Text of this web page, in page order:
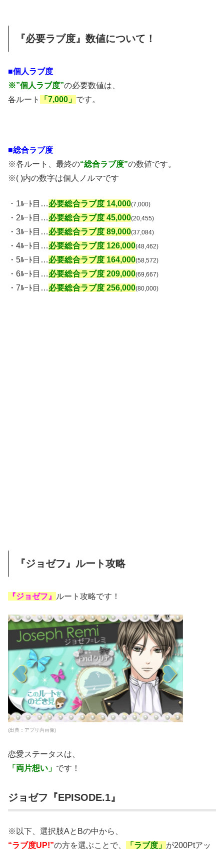
『必要ラブ度』数値について！
■個人ラブ度
※”個人ラブ度”の必要数値は、
各ルート
「7,000」 です。
■総合ラブ度
※各ルート、最終の“総合ラブ度”の数値です。
※( )内の数字は個人ノルマです
・1ﾙｰﾄ目…必要総合ラブ度 14,000(7,000)
・2ﾙｰﾄ目…必要総合ラブ度 45,000(20,455)
・3ﾙｰﾄ目…必要総合ラブ度 89,000(37,084)
・4ﾙｰﾄ目…必要総合ラブ度 126,000(48,462)
・5ﾙｰﾄ目…必要総合ラブ度 164,000(58,572)
・6ﾙｰﾄ目…必要総合ラブ度 209,000(69,667)
・7ﾙｰﾄ目…必要総合ラブ度 256,000(80,000)
『ジョゼフ』ルート攻略
『ジョゼフ』 ルート攻略です！
(出典：アプリ内画像)
恋愛ステータスは、
「両片想い」 です！
ジョゼフ『EPISODE.1』
※以下、選択肢AとBの中から、
“ラブ度UP!”の方を選ぶことで、 「ラブ度」 が200Ptアッ